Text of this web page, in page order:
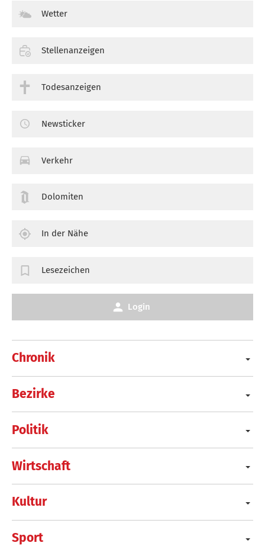
Chronik
Bezirke
Politik
Wirtschaft
Kultur
Sport
Wetter
Stellenanzeigen
Todesanzeigen
Newsticker
Verkehr
Dolomiten
In der Nähe
Lesezeichen
Login